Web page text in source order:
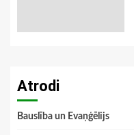
Atrodi
Bauslība un Evaņģēlijs